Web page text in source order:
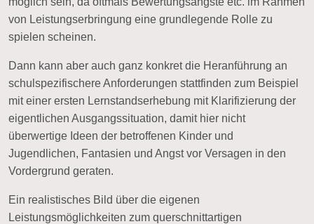
von Leistungserbringung eine grundlegende Rolle zu
spielen scheinen.
Dann kann aber auch ganz konkret die Heranführung an
schulspezifischere Anforderungen stattfinden zum Beispiel
mit einer ersten Lernstandserhebung mit Klarifizierung der
eigentlichen Ausgangssituation, damit hier nicht
überwertige Ideen der betroffenen Kinder und
Jugendlichen, Fantasien und Angst vor Versagen in den
Vordergrund geraten.
Ein realistisches Bild über die eigenen
Leistungsmöglichkeiten zum querschnittartigen